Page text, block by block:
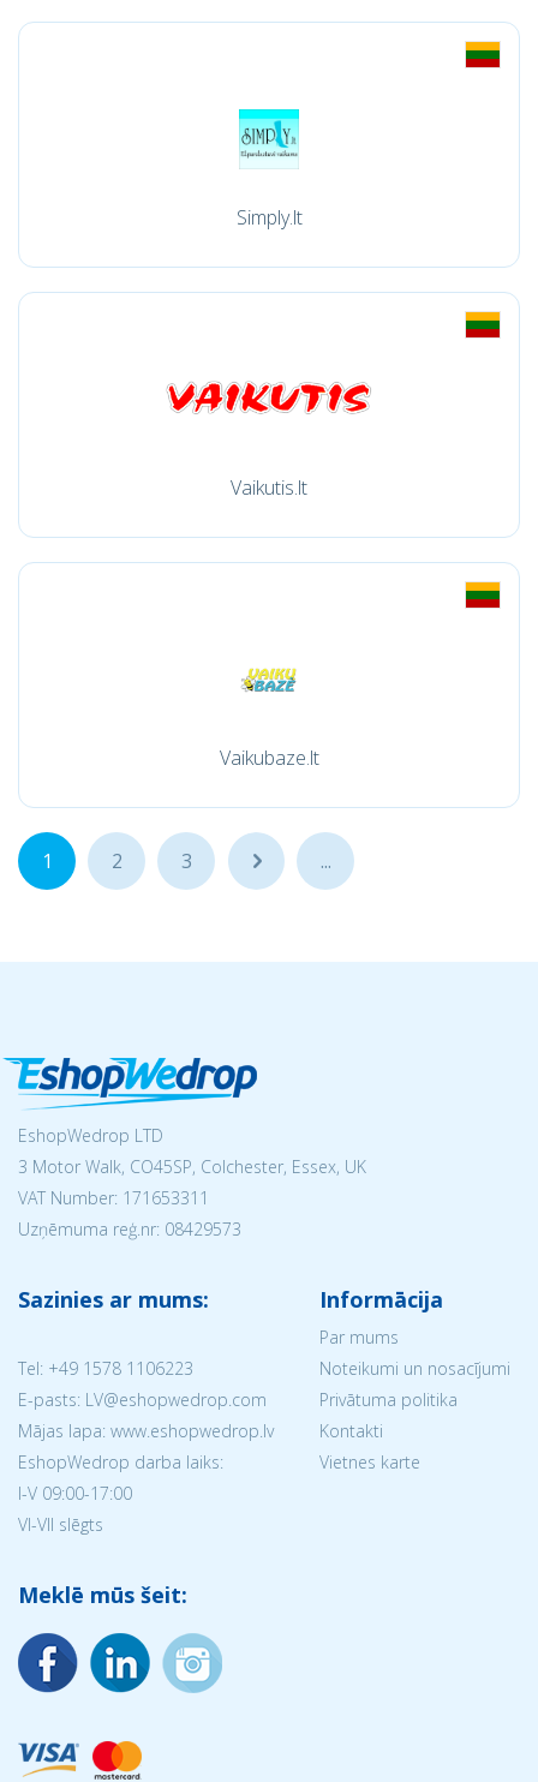
Simply.lt
Vaikutis.lt
Vaikubaze.lt
1 2 3 ... ...
EshopWedrop LTD
3 Motor Walk, CO45SP, Colchester, Essex, UK
VAT Number: 171653311
Uzņēmuma reģ.nr: 08429573
Sazinies ar mums:
Tel: +49 1578 1106223
E-pasts: LV@eshopwedrop.com
Mājas lapa: www.eshopwedrop.lv
EshopWedrop darba laiks:
I-V 09:00-17:00
VI-VII slēgts
Informācija
Par mums
Noteikumi un nosacījumi
Privātuma politika
Kontakti
Vietnes karte
Meklē mūs šeit: